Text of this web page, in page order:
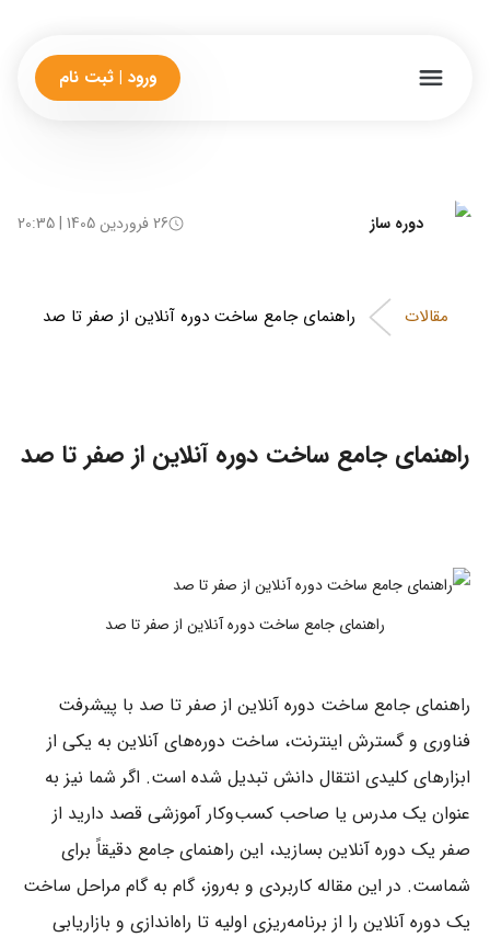
ورود | ثبت نام
دوره ساز 26 فروردین 1405 | 20:35
مقالات راهنمای جامع ساخت دوره آنلاین از صفر تا صد
راهنمای جامع ساخت دوره آنلاین از صفر تا صد
راهنمای جامع ساخت دوره آنلاین از صفر تا صد
راهنمای جامع ساخت دوره آنلاین از صفر تا صد با پیشرفت
فناوری و گسترش اینترنت، ساخت دوره‌های آنلاین به یکی از
ابزارهای کلیدی انتقال دانش تبدیل شده است. اگر شما نیز به
عنوان یک مدرس یا صاحب کسب‌وکار آموزشی قصد دارید از
صفر یک دوره آنلاین بسازید، این راهنمای جامع دقیقاً برای
شماست. در این مقاله کاربردی و به‌روز، گام به گام مراحل ساخت
یک دوره آنلاین را از برنامه‌ریزی اولیه تا راه‌اندازی و بازاریابی